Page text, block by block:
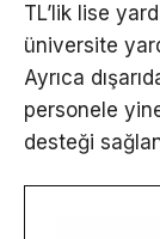
TL’lik lise
üniversite
Ayrıca
personele
desteği